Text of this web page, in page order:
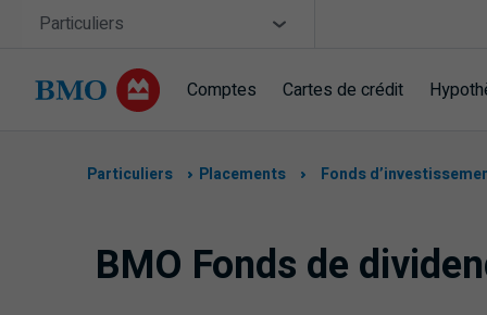
Sauter la navigation
Site Selector
Particuliers
Comptes Cartes de crédit
Particuliers Placements Fonds
BMO Fonds de